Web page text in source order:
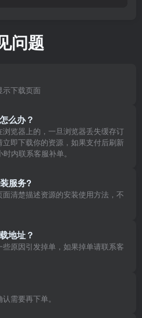
问题
示下载页面
么办？
览器上的，一旦浏览器丢失缓存订
即下载你的资源，如果支付后刷新
内联系客服补单。
服务?
清楚描述资源的安装使用方法，不
地址？
原因引发掉单，如果掉单请联系客
需要再下单。